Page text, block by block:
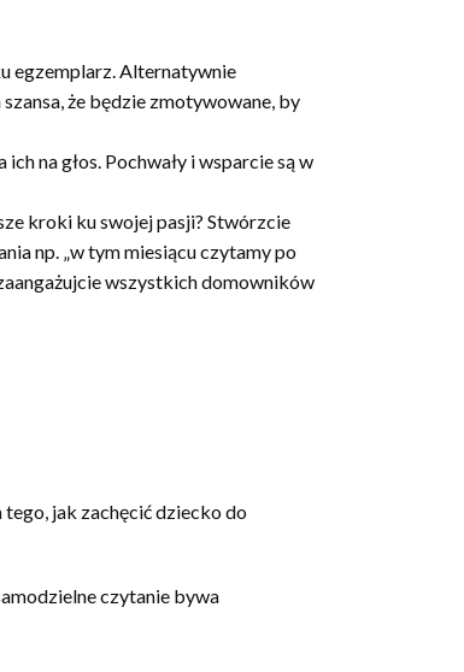
egzemplarz. Alternatywnie
że będzie zmotywowane, by
na głos. Pochwały i wsparcie są w
kroki ku swojej pasji? Stwórzcie
np. „w tym miesiącu czytamy po
wszystkich domowników
jak zachęcić dziecko do
czytanie bywa